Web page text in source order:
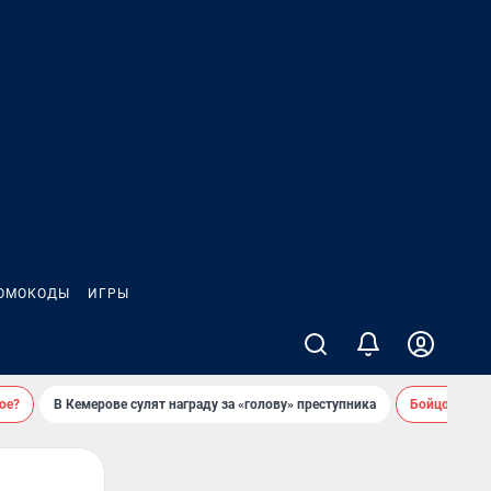
ИГРЫ
В Кемерове сулят награду за «голову» преступника Бойцовский